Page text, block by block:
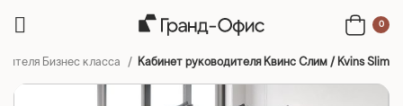
0
Бизнес класса Кабинет руководителя Квинс Слим / Kvins Slim